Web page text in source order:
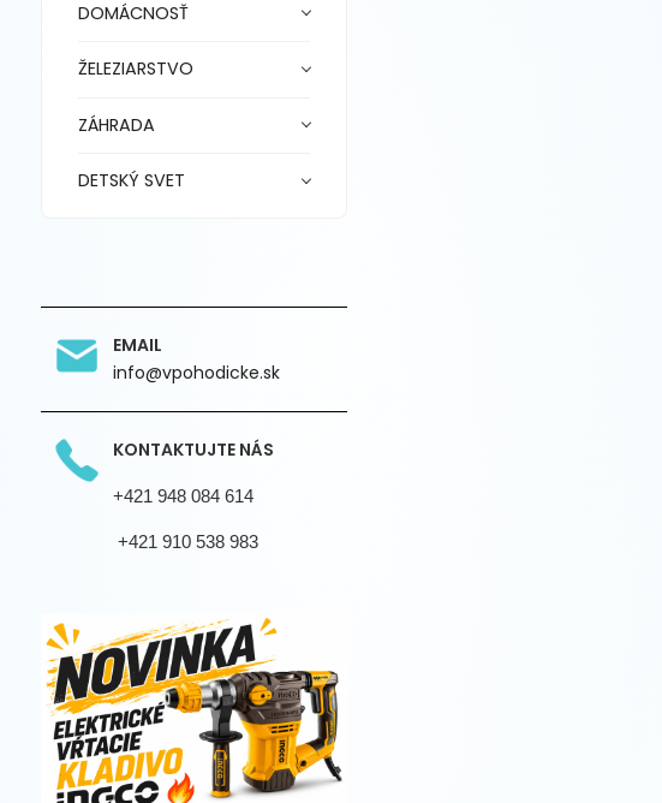
DOMÁCNOSŤ
ŽELEZIARSTVO
ZÁHRADA
DETSKÝ SVET
EMAIL
info@vpohodicke.sk
KONTAKTUJTE NÁS
+421 948 084 614
+421 910 538 983